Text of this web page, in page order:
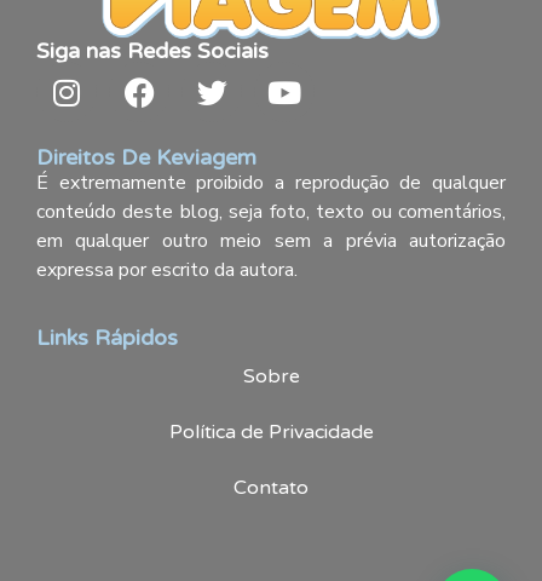
Siga nas Redes Sociais
Direitos De Keviagem
É extremamente proibido a reprodução de qualquer
conteúdo deste blog, seja foto, texto ou comentários,
em qualquer outro meio sem a prévia autorização
expressa por escrito da autora.
Links Rápidos
Sobre
Política de Privacidade
Contato